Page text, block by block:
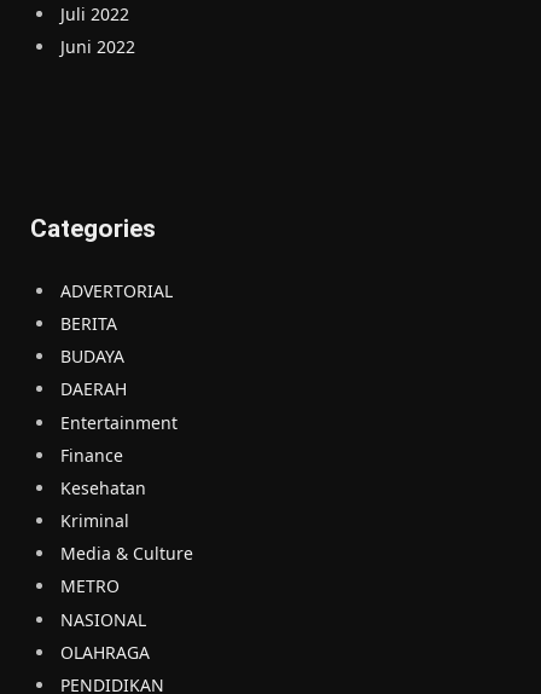
Juli 2022
Juni 2022
Categories
ADVERTORIAL
BERITA
BUDAYA
DAERAH
Entertainment
Finance
Kesehatan
Kriminal
Media & Culture
METRO
NASIONAL
OLAHRAGA
PENDIDIKAN